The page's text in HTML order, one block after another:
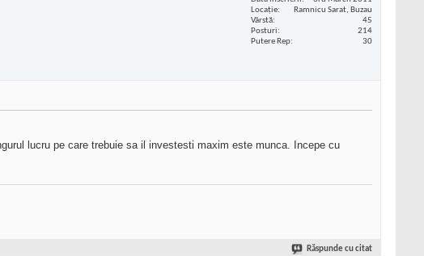
Locaţie
Ramnicu Sarat, Buzau
Vârstă
45
Posturi
214
Putere Rep
30
lucru pe care trebuie sa il investesti maxim este munca. Incepe cu
Răspunde cu citat